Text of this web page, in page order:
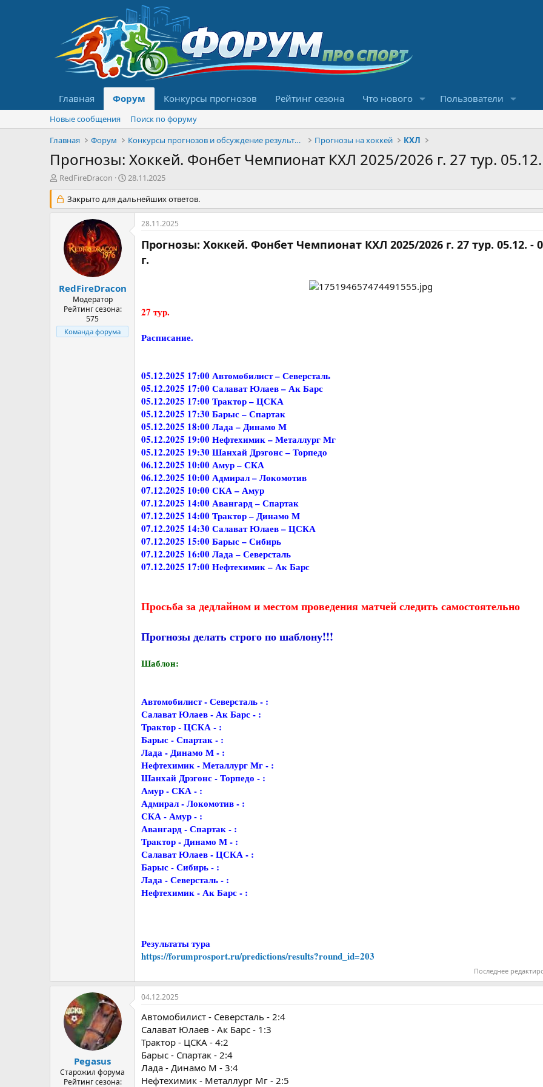
Главная Форум Конкурсы прогнозов Рейтинг сезона Что нового Пользователи
Новые сообщения
Поиск по форуму
Главная
Форум Конкурсы прогнозов и обсуждение результатов Прогнозы на хоккей КХЛ
Прогнозы: Хоккей. Фонбет Чемпионат КХЛ 2025/2026 г. 27 тур. 05.12.
А
т
о
м
RedFireDracon
Д
т
а
а
28.11.2025
Закрыто для дальнейших ответов.
RedFireDracon
Модератор
Рейтинг сезона:
575
Команда форума
28.11.2025
Прогнозы: Хоккей. Фонбет Чемпионат КХЛ 2025/2026 г. 27 тур. 05.12. -
г.
27 тур.
Расписание.
05.12.2025 17:00 Автомобилист – Северсталь
05.12.2025 17:00 Салават Юлаев – Ак Барс
05.12.2025 17:00 Трактор – ЦСКА
05.12.2025 17:30 Барыс – Спартак
05.12.2025 18:00 Лада – Динамо М
05.12.2025 19:00 Нефтехимик – Металлург Мг
05.12.2025 19:30 Шанхай Дрэгонс – Торпедо
06.12.2025 10:00 Амур – СКА
06.12.2025 10:00 Адмирал – Локомотив
07.12.2025 10:00 СКА – Амур
07.12.2025 14:00 Авангард – Спартак
07.12.2025 14:00 Трактор – Динамо М
07.12.2025 14:30 Салават Юлаев – ЦСКА
07.12.2025 15:00 Барыс – Сибирь
07.12.2025 16:00 Лада – Северсталь
07.12.2025 17:00 Нефтехимик – Ак Барс
Просьба за дедлайном и местом проведения матчей следить самостоятельно
Прогнозы делать строго по шаблону!!!
Шаблон:
Автомобилист - Северсталь - :
Салават Юлаев - Ак Барс - :
Трактор - ЦСКА - :
Барыс - Спартак - :
Лада - Динамо М - :
Нефтехимик - Металлург Мг - :
Шанхай Дрэгонс - Торпедо - :
Амур - СКА - :
Адмирал - Локомотив - :
СКА - Амур - :
Авангард - Спартак - :
Трактор - Динамо М - :
Салават Юлаев - ЦСКА - :
Барыс - Сибирь - :
Лада - Северсталь - :
Нефтехимик - Ак Барс - :
Результаты тура
https://forumprosport.ru/predictions/results?round_id=203
Последнее
Pegasus
Старожил форума
Рейтинг сезона:
04.12.2025
Автомобилист - Северсталь - 2:4
Салават Юлаев - Ак Барс - 1:3
Трактор - ЦСКА - 4:2
Барыс - Спартак - 2:4
Лада - Динамо М - 3:4
Нефтехимик - Металлург Мг - 2:5